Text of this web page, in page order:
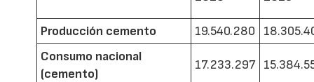
Producción cemento 19.540.280
Consumo nacional
(cemento)
17.233.297